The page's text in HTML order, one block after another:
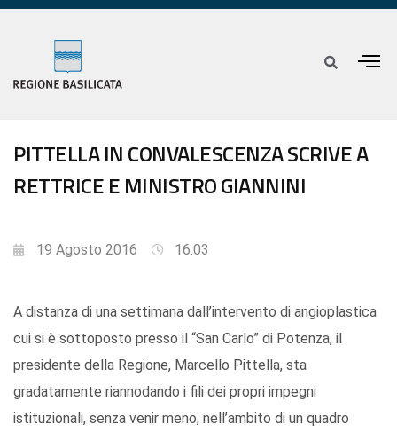
PITTELLA IN CONVALESCENZA SCRIVE A
RETTRICE E MINISTRO GIANNINI
19 Agosto 2016 16:03
A distanza di una settimana dall’intervento di angioplastica
cui si è sottoposto presso il “San Carlo” di Potenza, il
presidente della Regione, Marcello Pittella, sta
gradatamente riannodando i fili dei propri impegni
istituzionali, senza venir meno, nell’ambito di un quadro